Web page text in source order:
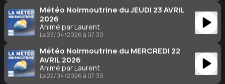
Météo Noirmoutrine du JEUDI 23 AVRIL
2026
Animé par Laurent
Le 23/04/2026 à 07:30
Météo Noirmoutrine du MERCREDI 22
AVRIL 2026
Animé par Laurent
Le 22/04/2026 à 07:30